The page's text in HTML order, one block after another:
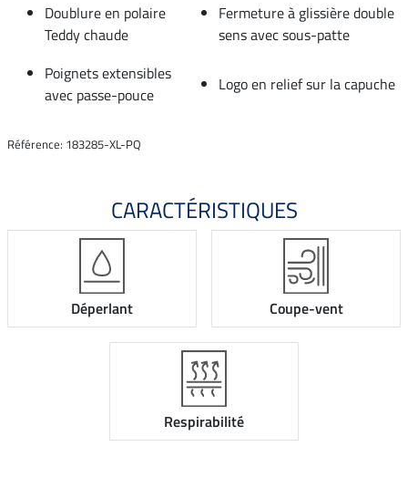
Doublure en polaire
Teddy chaude
Fermeture à glissière double
sens avec sous-patte
Poignets extensibles
avec passe-pouce
Logo en relief sur la capuche
Référence: 183285-XL-PQ
CARACTÉRISTIQUES
Déperlant Coupe-vent
Respirabilité